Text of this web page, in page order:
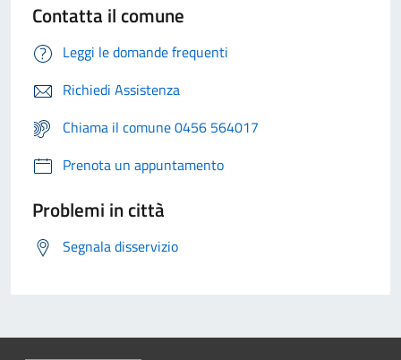
Contatta il comune
Leggi le domande frequenti
Richiedi Assistenza
Chiama il comune 0456 564017
Prenota un appuntamento
Problemi in città
Segnala disservizio